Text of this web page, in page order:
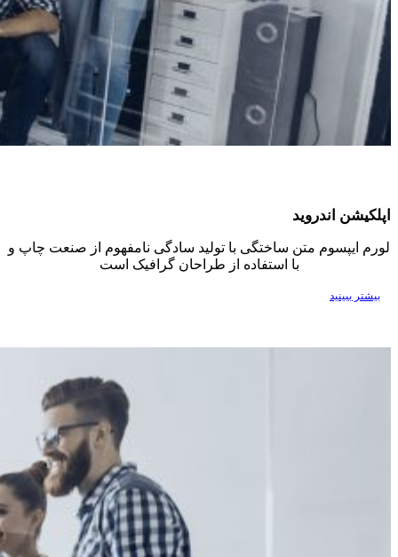
اپلکیشن اندروید
لورم ایپسوم متن ساختگی با تولید سادگی نامفهوم از صنعت چاپ و
با استفاده از طراحان گرافیک است
بیشتر ببینید